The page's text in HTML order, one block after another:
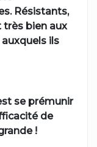
Résistants,
très bien aux
ils
se prémunir
de
!